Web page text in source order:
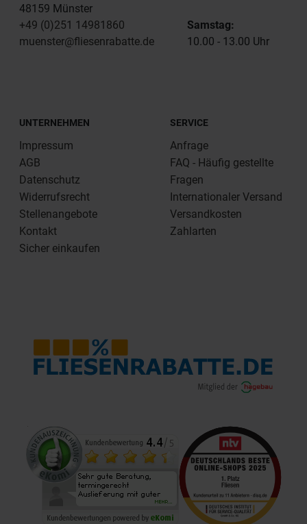
48159 Münster
+49 (0)251 14981860
muenster@fliesenrabatte.de
Samstag:
10.00 - 13.00 Uhr
UNTERNEHMEN
Impressum
AGB
Datenschutz
Widerrufsrecht
Stellenangebote
Kontakt
Sicher einkaufen
SERVICE
Anfrage
FAQ - Häufig gestellte
Fragen
Internationaler Versand
Versandkosten
Zahlarten